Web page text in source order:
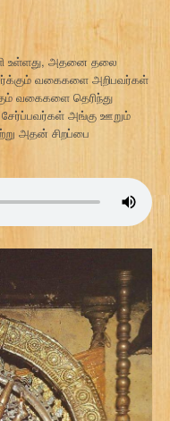
உள்ளது, அதனை தலை
வகைகளை அறிபவர்கள்
வகைகளை தெரிந்து
அங்கு ஊறும்
அதன் சிறப்பை